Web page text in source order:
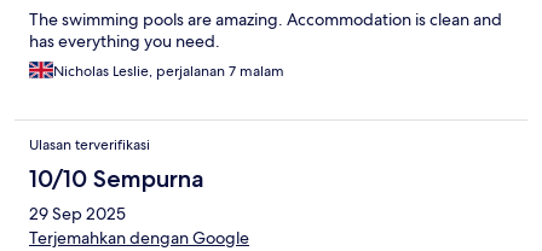
The swimming pools are amazing. Accommodation is clean and
has everything you need.
Nicholas Leslie, perjalanan 7 malam
Ulasan terverifikasi
10/10 Sempurna
29 Sep 2025
Terjemahkan dengan Google